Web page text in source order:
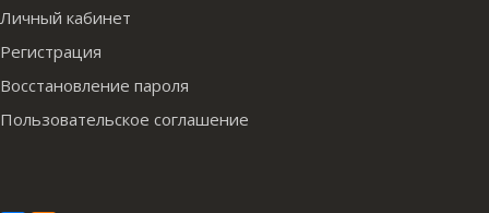
Личный кабинет
Регистрация
Восстановление пароля
Пользовательское соглашение